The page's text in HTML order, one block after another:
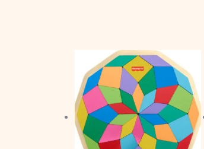
Oorspronkelijke
prijs
was:
€19,99.
Huidige
prijs
is:
€17,99.